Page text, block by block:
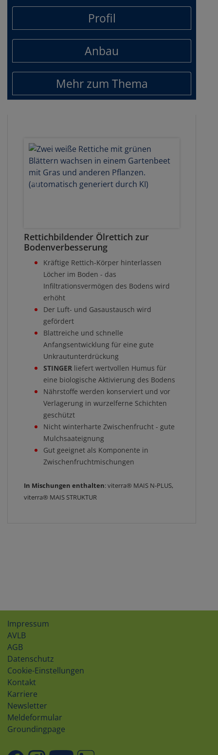
Profil
Anbau
Mehr zum Thema
Rettichbildender Ölrettich zur
Bodenverbesserung
Kräftige Rettich-Körper hinterlassen
Löcher im Boden - das
Infiltrationsvermögen des Bodens wird
erhöht
Der Luft- und Gasaustausch wird
gefördert
​​​​​​Blattreiche und schnelle
Anfangsentwicklung für eine gute
Unkrautunterdrückung
STINGER liefert wertvollen Humus für
eine biologische Aktivierung des Bodens
Nährstoffe werden konserviert und vor
Verlagerung in wurzelferne Schichten
geschützt
Nicht winterharte Zwischenfrucht - gute
Mulchsaateignung
Gut geeignet als Komponente in
Zwischenfruchtmischungen
In Mischungen enthalten: viterra® MAIS N-PLUS,
viterra® MAIS STRUKTUR
Impressum
AVLB
AGB
Datenschutz
Cookie-Einstellungen
Kontakt
Karriere
Newsletter
Meldeformular
Groundingpage